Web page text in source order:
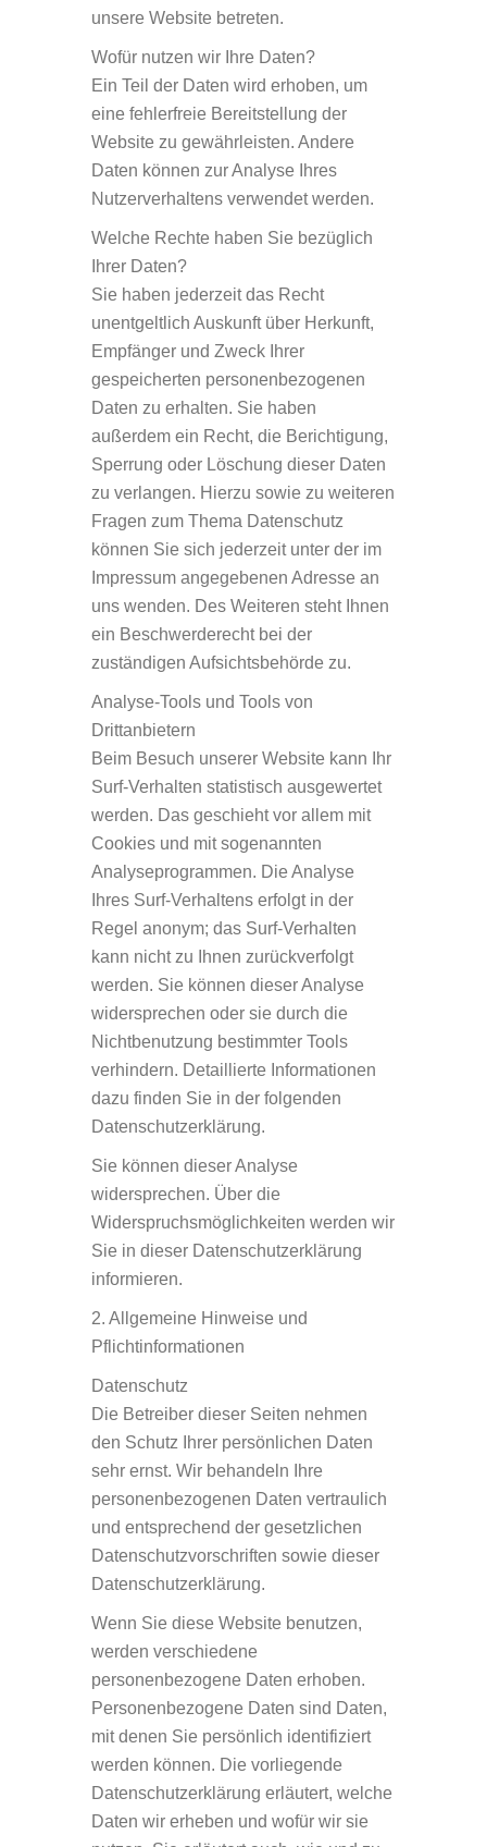
unsere Website betreten.
Wofür nutzen wir Ihre Daten?
Ein Teil der Daten wird erhoben, um
eine fehlerfreie Bereitstellung der
Website zu gewährleisten. Andere
Daten können zur Analyse Ihres
Nutzerverhaltens verwendet werden.
Welche Rechte haben Sie bezüglich
Ihrer Daten?
Sie haben jederzeit das Recht
unentgeltlich Auskunft über Herkunft,
Empfänger und Zweck Ihrer
gespeicherten personenbezogenen
Daten zu erhalten. Sie haben
außerdem ein Recht, die Berichtigung,
Sperrung oder Löschung dieser Daten
zu verlangen. Hierzu sowie zu weiteren
Fragen zum Thema Datenschutz
können Sie sich jederzeit unter der im
Impressum angegebenen Adresse an
uns wenden. Des Weiteren steht Ihnen
ein Beschwerderecht bei der
zuständigen Aufsichtsbehörde zu.
Analyse-Tools und Tools von
Drittanbietern
Beim Besuch unserer Website kann Ihr
Surf-Verhalten statistisch ausgewertet
werden. Das geschieht vor allem mit
Cookies und mit sogenannten
Analyseprogrammen. Die Analyse
Ihres Surf-Verhaltens erfolgt in der
Regel anonym; das Surf-Verhalten
kann nicht zu Ihnen zurückverfolgt
werden. Sie können dieser Analyse
widersprechen oder sie durch die
Nichtbenutzung bestimmter Tools
verhindern. Detaillierte Informationen
dazu finden Sie in der folgenden
Datenschutzerklärung.
Sie können dieser Analyse
widersprechen. Über die
Widerspruchsmöglichkeiten werden wir
Sie in dieser Datenschutzerklärung
informieren.
2. Allgemeine Hinweise und
Pflichtinformationen
Datenschutz
Die Betreiber dieser Seiten nehmen
den Schutz Ihrer persönlichen Daten
sehr ernst. Wir behandeln Ihre
personenbezogenen Daten vertraulich
und entsprechend der gesetzlichen
Datenschutzvorschriften sowie dieser
Datenschutzerklärung.
Wenn Sie diese Website benutzen,
werden verschiedene
personenbezogene Daten erhoben.
Personenbezogene Daten sind Daten,
mit denen Sie persönlich identifiziert
werden können. Die vorliegende
Datenschutzerklärung erläutert, welche
Daten wir erheben und wofür wir sie